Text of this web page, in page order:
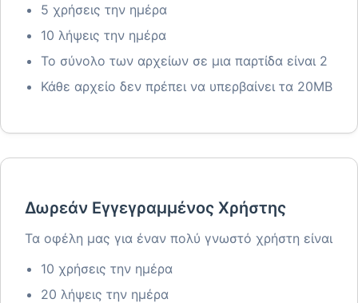
5 χρήσεις την ημέρα
10 λήψεις την ημέρα
Το σύνολο των αρχείων σε μια παρτίδα είναι 2
Κάθε αρχείο δεν πρέπει να υπερβαίνει τα 20MB
Δωρεάν Εγγεγραμμένος Χρήστης
Τα οφέλη μας για έναν πολύ γνωστό χρήστη είναι
10 χρήσεις την ημέρα
20 λήψεις την ημέρα